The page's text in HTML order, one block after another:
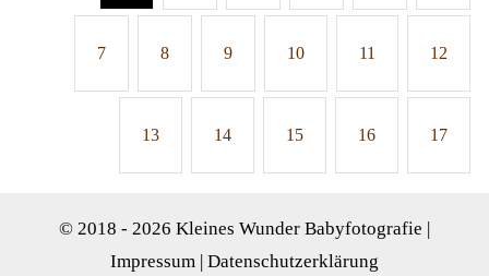
7 8 9 10 11 12
13 14 15 16 17
© 2018 - 2026 Kleines Wunder Babyfotografie |
Impressum Datenschutzerklärung